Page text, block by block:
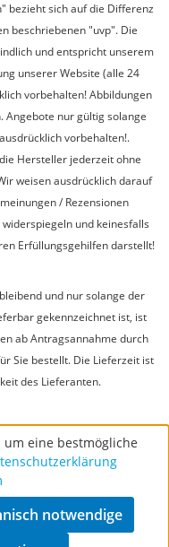
bezieht sich auf die Differenz
beschriebenen "uvp". Die
und entspricht unserem
unserer Website (alle 24
vorbehalten! Abbildungen
Angebote nur gültig solange
vorbehalten!.
Hersteller jederzeit ohne
weisen ausdrücklich darauf
/ Rezensionen
und keinesfalls
Erfüllungsgehilfen darstellt!
und nur solange der
gekennzeichnet ist, ist
ab Antragsannahme durch
Sie bestellt. Die Lieferzeit ist
des Lieferanten.
um eine bestmögliche
notwendige